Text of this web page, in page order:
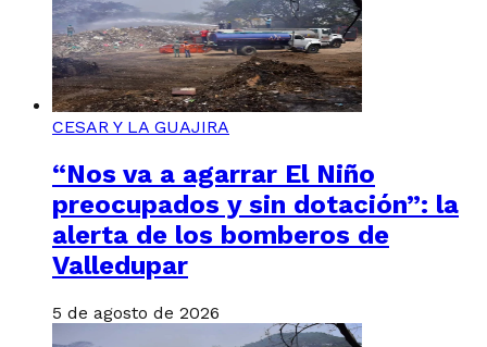
CESAR Y LA GUAJIRA
“Nos va a agarrar El Niño
preocupados y sin dotación”: la
alerta de los bomberos de
Valledupar
5 de agosto de 2026